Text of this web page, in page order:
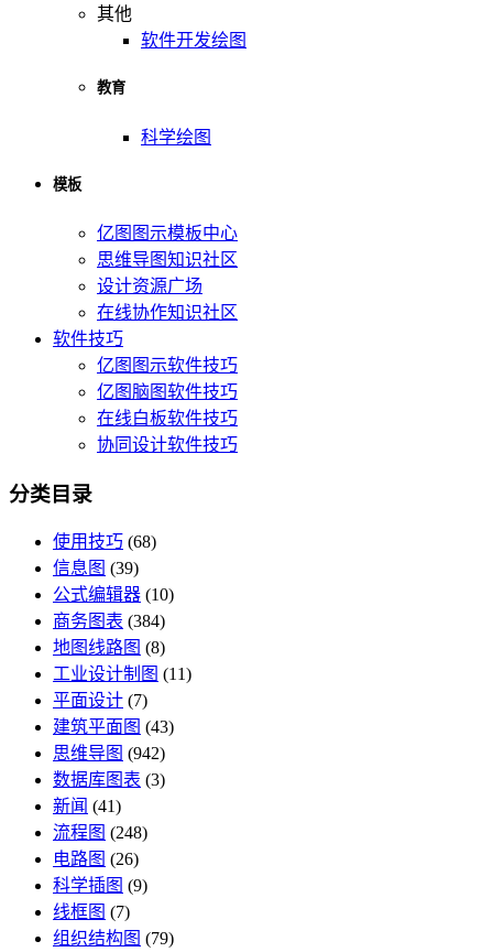
其他
软件开发绘图
教育
科学绘图
模板
亿图图示模板中心
思维导图知识社区
设计资源广场
在线协作知识社区
软件技巧
亿图图示软件技巧
亿图脑图软件技巧
在线白板软件技巧
协同设计软件技巧
分类目录
使用技巧 (68)
信息图 (39)
公式编辑器 (10)
商务图表 (384)
地图线路图 (8)
工业设计制图 (11)
平面设计 (7)
建筑平面图 (43)
思维导图 (942)
数据库图表 (3)
新闻 (41)
流程图 (248)
电路图 (26)
科学插图 (9)
线框图 (7)
组织结构图 (79)